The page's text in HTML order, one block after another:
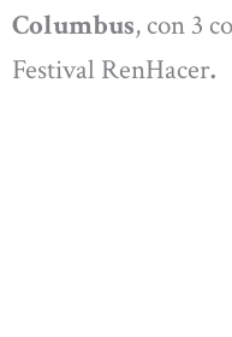
Columbus, con 3
Festival RenHacer.